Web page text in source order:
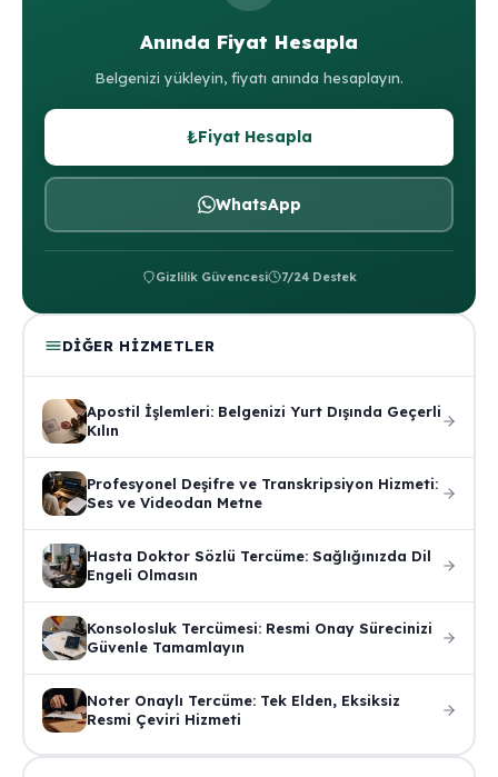
Anında Fiyat Hesapla
Belgenizi yükleyin, fiyatı anında hesaplayın.
₺Fiyat Hesapla
WhatsApp
Gizlilik Güvencesi 7/24 Destek
DIĞER HIZMETLER
Apostil İşlemleri: Belgenizi Yurt Dışında Geçerli
Kılın
Profesyonel Deşifre ve Transkripsiyon Hizmeti:
Ses ve Videodan Metne
Hasta Doktor Sözlü Tercüme: Sağlığınızda Dil
Engeli Olmasın
Konsolosluk Tercümesi: Resmi Onay Sürecinizi
Güvenle Tamamlayın
Noter Onaylı Tercüme: Tek Elden, Eksiksiz
Resmi Çeviri Hizmeti